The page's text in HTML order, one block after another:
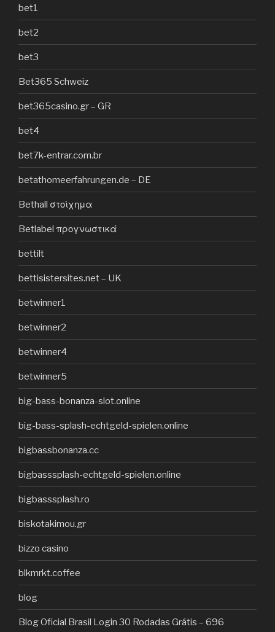
bet1
bet2
bet3
Bet365 Schweiz
bet365casino.gr – GR
bet4
bet7k-entrar.com.br
betathomeerfahrungen.de – DE
Bethall στοίχημα
Betlabel προγνωστικά
bettilt
bettisistersites.net – UK
betwinner1
betwinner2
betwinner4
betwinner5
big-bass-bonanza-slot.online
big-bass-splash-echtgeld-spielen.online
bigbassbonanza.cc
bigbasssplash-echtgeld-spielen.online
bigbasssplash.ro
biskotakimou.gr
bizzo casino
blkmrkt.coffee
blog
Blog Oficial Brasil Login 30 Rodadas Grátis – 696